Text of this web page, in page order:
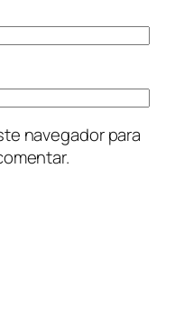
navegador para